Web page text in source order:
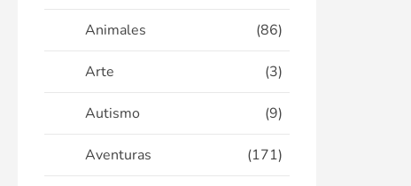
Animales (86)
Arte (3)
Autismo (9)
Aventuras (171)